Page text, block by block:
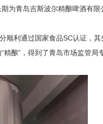
为青岛吉斯波尔精酿啤酒有
利通过国家食品SC认证，
酿”，得到了青岛市场监管局